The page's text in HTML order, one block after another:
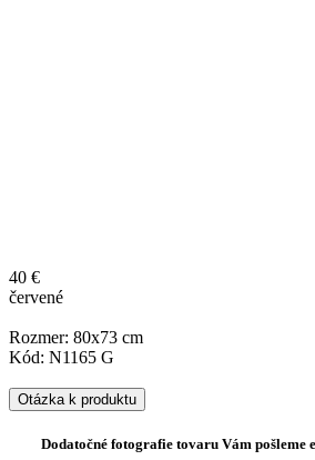
40 €
červené
Rozmer: 80x73 cm
Kód: N1165 G
Otázka k produktu
Dodatočné fotografie tovaru Vám pošleme